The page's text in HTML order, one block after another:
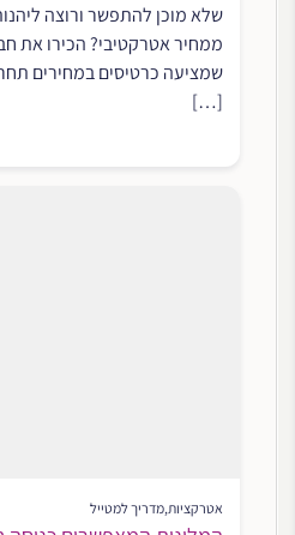
שלא מוכן להתפשר ורוצה
ממחיר אטרקטיבי? הכירו את
שמציעה כרטיסים במחירים
[…]
אטרקציות,מדריך למטייל